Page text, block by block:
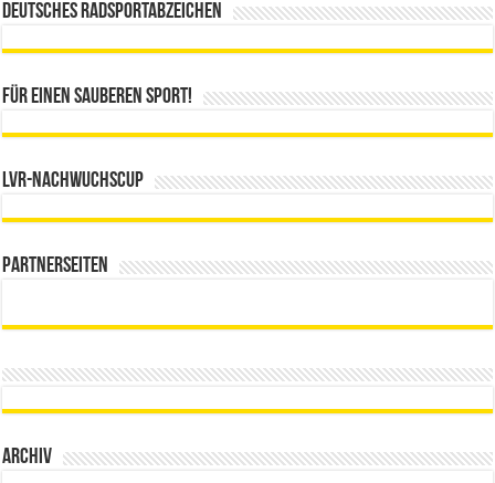
Deutsches Radsportabzeichen
Für einen sauberen Sport!
LVR-Nachwuchscup
Partnerseiten
Archiv